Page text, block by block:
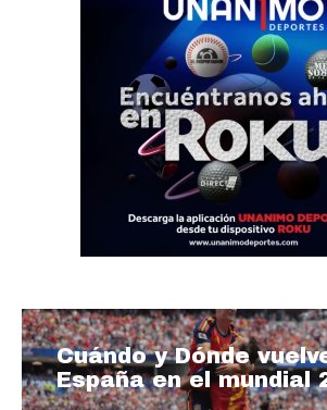
Cuándo y Dónde
España en el mundial